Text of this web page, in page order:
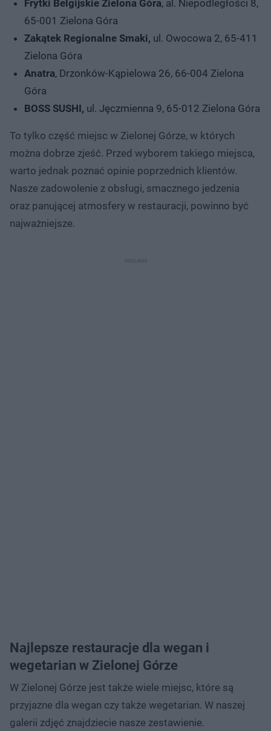
Frytki Belgijskie Zielona Góra, al. Niepodległości 8,
65-001 Zielona Góra
Zakątek Regionalne Smaki, ul. Owocowa 2, 65-411
Zielona Góra
Anatra, Drzonków-Kąpielowa 26, 66-004 Zielona
Góra
BOSS SUSHI, ul. Jęczmienna 9, 65-012 Zielona Góra
To tylko część miejsc w Zielonej Górze, w których
można dobrze zjeść. Przed wyborem takiego miejsca,
warto jednak poznać opinie poprzednich klientów.
Nasze zadowolenie z obsługi, smacznego jedzenia
oraz panującej atmosfery w restauracji, powinno być
najważniejsze.
Najlepsze restauracje dla wegan i
wegetarian w Zielonej Górze
W Zielonej Górze jest także wiele miejsc, które są
przyjazne dla wegan czy także wegetarian. W naszej
galerii zdjęć znajdziecie nasze zestawienie.